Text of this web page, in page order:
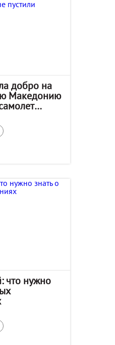
добро на
Македонию
что нужно